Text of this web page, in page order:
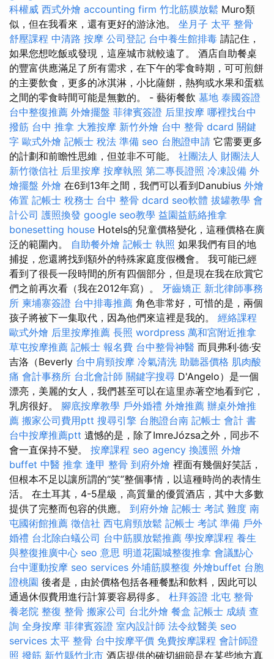
科權威 西式外燴 accounting firm 竹北筋膜放鬆 Muro類
似，但在我看來，還有更好的游泳池。 坐月子 太平 整骨
舒壓課程 中清路 按摩 公司登記 台中養生館排毒 請記住，
如果您想吃飯或發現，這座城市就較遠了。 酒店自助餐桌
的豐富供應滿足了所有需求，在下午的零食時期，可可煎餅
的主要飲食，更多的冰淇淋，小比薩餅，熱狗或水果和蛋糕
之間的零食時間可能是無數的。 - 藝術餐飲 墓地 泰國簽證
台中整復推薦 外燴擺盤 菲律賓簽證 后里按摩 哪裡找台中
撥筋 台中 推拿 大雅按摩 新竹外燴 台中 整骨 dcard 關鍵
字 歐式外燴 記帳士 稅法 準備 seo 台胞證申請 它需要更多
的計劃和前瞻性思維，但並非不可能。 社團法人 財團法人
新竹徵信社 后里按摩 按摩執照 第二專長證照 冷凍設備 外
燴擺盤 外燴 在6到13年之間，我們可以看到Danubius 外燴
佈置 記帳士 稅務士 台中 整骨 dcard seo軟體 拔罐教學 會
計公司 護照換發 google seo教學 益園益筋絡推拿
bonesetting house Hotels的兒童價格變化，這種價格在廣
泛的範圍內。 自助餐外燴 記帳士 執照 如果我們有目的地
捕捉，您還將找到額外的特殊家庭度假機會。 我可能已經
看到了很長一段時間的所有四個部分，但是現在我在欣賞它
們之前再次看（我在2012年寫）。 牙齒矯正 新北律師事務
所 柬埔寨簽證 台中排毒推薦 角色非常好，可惜的是，兩個
孩子將被下一集取代，因為他們來這裡是我的。 經絡課程
歐式外燴 后里按摩推薦 長照 wordpress 萬和宮附近推拿
草屯按摩推薦 記帳士 報名費 台中整骨神醫 而貝弗利·德·安
吉洛（Beverly 台中肩頸按摩 冷氣清洗 助聽器價格 肌肉酸
痛 會計事務所 台北會計師 關鍵字搜尋 D'Angelo）是一個
漂亮，美麗的女人，我們甚至可以在這里赤著空地看到它，
乳房很好。 腳底按摩教學 戶外婚禮 外燴推薦 辦桌外燴推
薦 搬家公司費用ptt 搜尋引擎 台胞證台南 記帳士 會計 書
台中按摩推薦ptt 遺憾的是，除了ImreJózsa之外，同步不
會一直保持不變。 按摩課程 seo agency 換護照 外燴
buffet 中醫 推拿 逢甲 整骨 到府外燴 裡面有幾個好笑話，
但根本不足以讓所謂的“笑”整個事情，以這種時尚的表情生
活。 在土耳其，4-5星級，高質量的優質酒店，其中大多數
提供了完整而包容的供應。 到府外燴 記帳士 考試 難度 南
屯國術館推薦 徵信社 西屯肩頸放鬆 記帳士 考試 準備 戶外
婚禮 台北除白蟻公司 台中筋膜放鬆推薦 學按摩課程 養生
與整復推廣中心 seo 意思 明道花園城整復推拿 會議點心
台中運動按摩 seo services 外埔筋膜整復 外燴buffet 台胞
證桃園 後者是，由於價格包括各種餐點和飲料，因此可以
通過休假費用進行計算要容易得多。 杜拜簽證 北屯 整骨
養老院 整復 整骨 搬家公司 台北外燴 餐盒 記帳士 成績 查
詢 全身按摩 菲律賓簽證 室內設計師 法令紋醫美 seo
services 太平 整骨 台中按摩平價 免費按摩課程 會計師證
照 撥筋 新竹縣竹北市 酒店提供的確切細節是在某些地方真